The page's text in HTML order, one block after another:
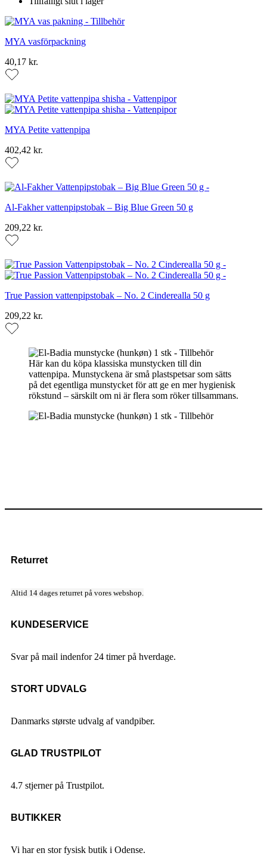
MYA vasförpackning
40,17 kr.
MYA Petite vattenpipa
402,42 kr.
Al-Fakher vattenpipstobak – Big Blue Green 50 g
209,22 kr.
True Passion vattenpipstobak – No. 2 Cinderealla 50 g
209,22 kr.
Här kan du köpa klassiska munstycken till din
vattenpipa. Munstyckena är små plastspetsar som sätts
på det egentliga munstycket för att ge en mer hygienisk
rökstund – särskilt om ni är flera som röker tillsammans.
Returret
Altid 14 dages returret på vores webshop.
KUNDESERVICE
Svar på mail indenfor 24 timer på hverdage.
STORT UDVALG
Danmarks største udvalg af vandpiber.
GLAD TRUSTPILOT
4.7 stjerner på Trustpilot.
BUTIKKER
Vi har en stor fysisk butik i Odense.